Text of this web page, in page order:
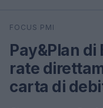
Cerca
FOCUS PMI
Pay&Plan
rate
carta di